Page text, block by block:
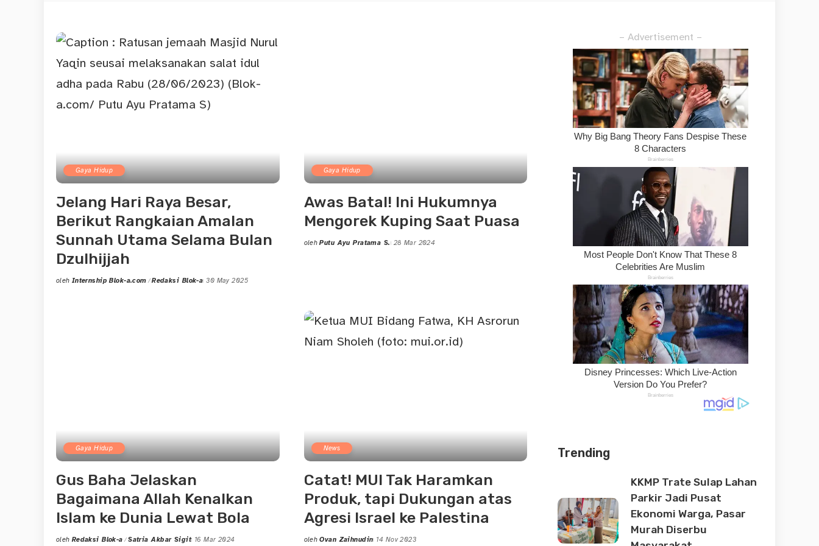
Gaya Hidup
Jelang Hari Raya Besar,
Berikut Rangkaian Amalan
Sunnah Utama Selama Bulan
Dzulhijjah
Posted
oleh Internship Blok-a.com Redaksi Blok-a 30 May 2025
Gaya Hidup
Awas Batal! Ini Hukumnya
Mengorek Kuping Saat Puasa
Posted
oleh Putu Ayu Pratama S. 28 Mar 2024
Gaya Hidup
Gus Baha Jelaskan
Bagaimana Allah Kenalkan
Islam ke Dunia Lewat Bola
Posted
oleh Redaksi Blok-a Satria Akbar Sigit 16 Mar 2024
News
Catat! MUI Tak Haramkan
Produk, tapi Dukungan atas
Agresi Israel ke Palestina
Posted
oleh Ovan Zaihnudin 14 Nov 2023
– Advertisement –
Trending
KKMP Trate Sulap Lahan
Parkir Jadi Pusat
Ekonomi Warga, Pasar
Murah Diserbu